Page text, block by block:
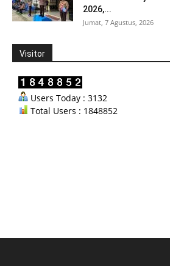
2026,...
Jumat, 7 Agustus, 2026
Visitor
Users Today : 3132
Total Users : 1848852